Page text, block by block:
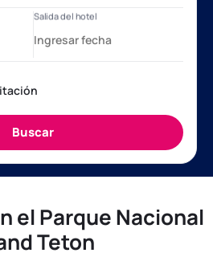
el Parque Nacional
Teton